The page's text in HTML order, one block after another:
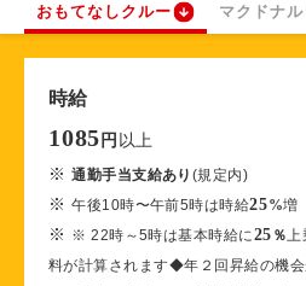
おもてなしクルー マクドナ
時給
1085 円 以上
※通勤手当支給あり (規定内)
※午後10時〜午前5時は時給25%増
※ ※ 22時～5時は基本時給に25 ％
料が計算されます◆年２回昇給の機